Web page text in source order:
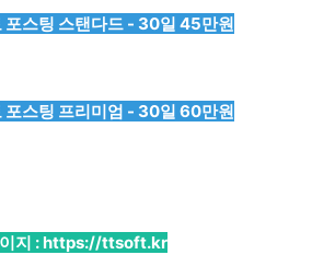
포스팅 스탠다드 - 30일 45만원
포스팅 프리미엄 - 30일 60만원
지 :https://ttsoft.kr